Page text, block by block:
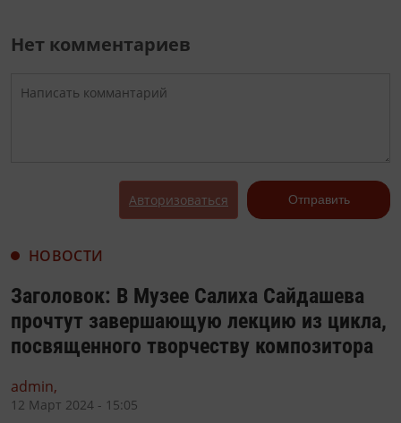
Нет комментариев
Авторизоваться Отправить
НОВОСТИ
Заголовок: В Музее Салиха Сайдашева
прочтут завершающую лекцию из цикла,
посвященного творчеству композитора
admin,
12 Март 2024 - 15:05